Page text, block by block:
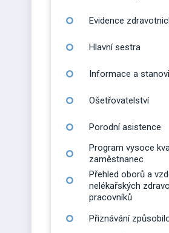
Evidence
Hlavní sestra
Informace a
Ošetřovatelství
Porodní asistence
Program vysoce
zaměstnanec
Přehled oborů a
nelékařských
pracovníků
Přiznávání